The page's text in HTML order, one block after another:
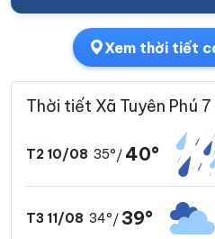
Xem thời tiết
Thời tiết Xã Tuyên Phú
T2 10/08 35°/ 40°
T3 11/08 34°/ 39°